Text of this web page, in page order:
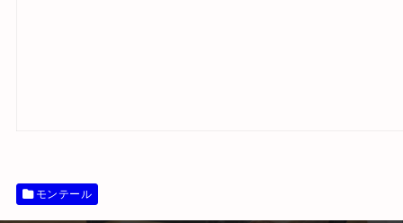
モンテール